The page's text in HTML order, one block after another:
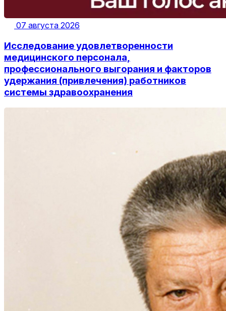
07 августа 2026
Исследование удовлетворенности
медицинского персонала,
профессионального выгорания и факторов
удержания (привлечения) работников
системы здравоохранения